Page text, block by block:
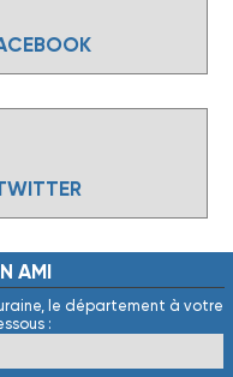
AMI
le département à votre
: